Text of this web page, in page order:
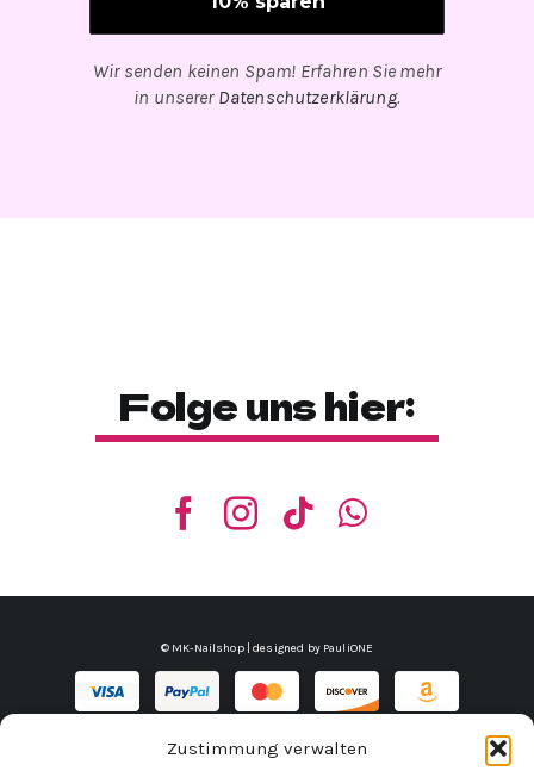
Zustimmung verwalten
Wir senden keinen Spam! Erfahren Sie mehr
in unserer Datenschutzerklärung.
Folge uns hier:
© MK-Nailshop | designed by PauliONE